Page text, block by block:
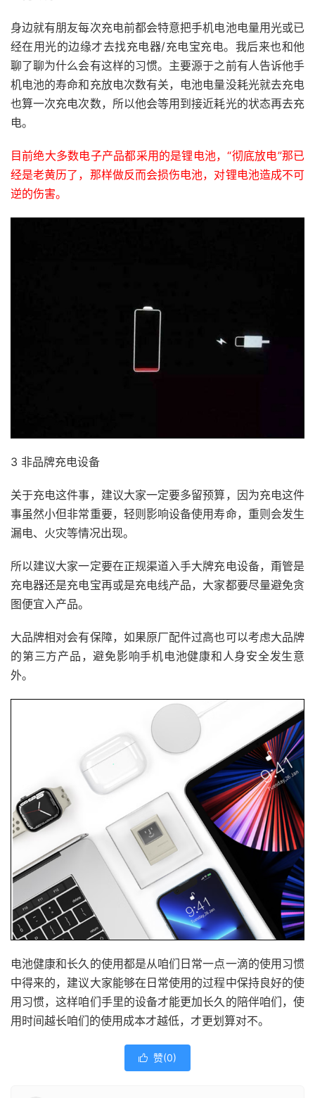
身边就有朋友每次充电前都会特意把手机电池电量用光或已
经在用光的边缘才去找充电器/充电宝充电。我后来也和他
聊了聊为什么会有这样的习惯。主要源于之前有人告诉他手
机电池的寿命和充放电次数有关，电池电量没耗光就去充电
也算一次充电次数，所以他会等用到接近耗光的状态再去充
电。
目前绝大多数电子产品都采用的是锂电池，“彻底放电”那已
经是老黄历了，那样做反而会损伤电池，对锂电池造成不可
逆的伤害。
3 非品牌充电设备
关于充电这件事，建议大家一定要多留预算，因为充电这件
事虽然小但非常重要，轻则影响设备使用寿命，重则会发生
漏电、火灾等情况出现。
所以建议大家一定要在正规渠道入手大牌充电设备，甭管是
充电器还是充电宝再或是充电线产品，大家都要尽量避免贪
图便宜入产品。
大品牌相对会有保障，如果原厂配件过高也可以考虑大品牌
的第三方产品，避免影响手机电池健康和人身安全发生意
外。
电池健康和长久的使用都是从咱们日常一点一滴的使用习惯
中得来的，建议大家能够在日常使用的过程中保持良好的使
用习惯，这样咱们手里的设备才能更加长久的陪伴咱们，使
用时间越长咱们的使用成本才越低，才更划算对不。
 赞(0)